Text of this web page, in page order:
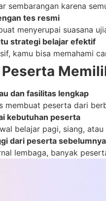
sembarangan karena
tes resmi
menyerupai suasana
strategi belajar efektif
kamu bisa memahami
dan fasilitas lengkap
membuat peserta dari
kebutuhan peserta
belajar pagi, siang,
dari peserta sebelumnya
lembaga, banyak